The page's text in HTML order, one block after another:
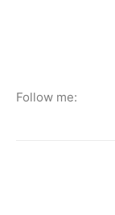
Follow me: